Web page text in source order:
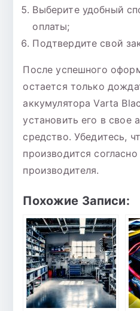
Выберите удобный
оплаты;
Подтвердите свой
После успешного
остается только
аккумулятора Varta
установить его в свое
средство. Убедитесь,
производится
производителя.
Похожие Записи: